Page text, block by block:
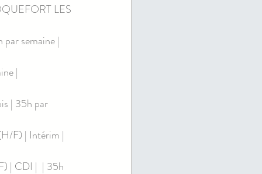
LES
semaine |
|
| 35h par
F) | Intérim |
| CDI |  | 35h